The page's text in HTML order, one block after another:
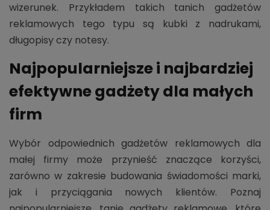
wizerunek. Przykładem takich tanich gadżetów
reklamowych tego typu są kubki z nadrukami,
długopisy czy notesy.
Najpopularniejsze i najbardziej
efektywne gadżety dla małych
firm
Wybór odpowiednich gadżetów reklamowych dla
małej firmy może przynieść znaczące korzyści,
zarówno w zakresie budowania świadomości marki,
jak i przyciągania nowych klientów. Poznaj